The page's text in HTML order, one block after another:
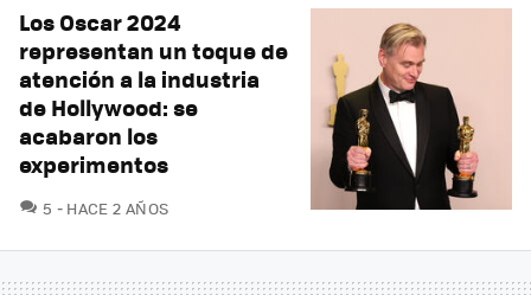
Los Oscar 2024
representan un toque de
atención a la industria
de Hollywood: se
acabaron los
experimentos
5 COMENTARIOS
HACE 2 AÑOS